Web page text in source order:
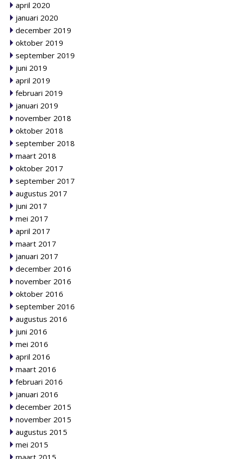
april 2020
januari 2020
december 2019
oktober 2019
september 2019
juni 2019
april 2019
februari 2019
januari 2019
november 2018
oktober 2018
september 2018
maart 2018
oktober 2017
september 2017
augustus 2017
juni 2017
mei 2017
april 2017
maart 2017
januari 2017
december 2016
november 2016
oktober 2016
september 2016
augustus 2016
juni 2016
mei 2016
april 2016
maart 2016
februari 2016
januari 2016
december 2015
november 2015
augustus 2015
mei 2015